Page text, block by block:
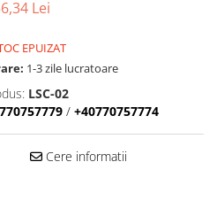
Lei
EPUIZAT
1-3 zile lucratoare
LSC-02
/ +40770757774
Cere informatii